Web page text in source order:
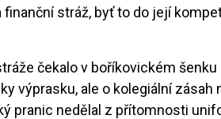
finanční stráž, byť to do její
čekalo v boříkovickém
výprasku, ale o kolegiální zásah
pranic nedělal z přítomnosti